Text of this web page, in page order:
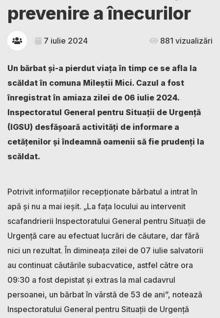
prevenire a înecurilor
7 iulie 2024 881 vizualizări
Un bărbat și-a pierdut viața în timp ce se afla la
scăldat în comuna Mileștii Mici. Cazul a fost
înregistrat în amiaza zilei de 06 iulie 2024.
Inspectoratul General pentru Situații de Urgență
(IGSU) desfășoară activități de informare a
cetățenilor și îndeamnă oamenii să fie prudenți la
scăldat.
Potrivit informațiilor recepționate bărbatul a intrat în
apă și nu a mai ieșit. „La fața locului au intervenit
scafandrierii Inspectoratului General pentru Situații de
Urgență care au efectuat lucrări de căutare, dar fără
nici un rezultat. În dimineața zilei de 07 iulie salvatorii
au continuat căutările subacvatice, astfel către ora
09:30 a fost depistat și extras la mal cadavrul
persoanei, un bărbat în vârstă de 53 de ani”, notează
Inspectoratului General pentru Situații de Urgență